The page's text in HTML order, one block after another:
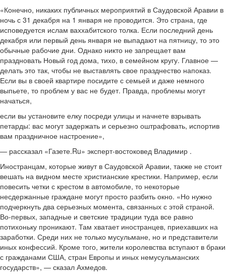
«Конечно, никаких публичных мероприятий в Саудовской Аравии в
ночь с 31 декабря на 1 января не проводится. Это страна, где
исповедуется ислам ваххабитского толка. Если последний день
декабря или первый день января не выпадают на пятницу, то это
обычные рабочие дни. Однако никто не запрещает вам
праздновать Новый год дома, тихо, в семейном кругу. Главное —
делать это так, чтобы не выставлять свое празднество напоказ.
Если вы в своей квартире посидите с семьей и даже немного
выпьете, то проблем у вас не будет. Правда, проблемы могут
начаться,
если вы установите елку посреди улицы и начнете взрывать
петарды: вас могут задержать и серьезно оштрафовать, испортив
вам праздничное настроение»,
— рассказал «Газете.Ru» эксперт-востоковед Владимир .
Иностранцам, которые живут в Саудовской Аравии, также не стоит
вешать на видном месте христианские крестики. Например, если
повесить четки с крестом в автомобиле, то некоторые
несдержанные граждане могут просто разбить окно. «Но нужно
подчеркнуть два серьезных момента, связанных с этой страной.
Во-первых, западные и светские традиции туда все равно
потихоньку проникают. Там хватает иностранцев, приехавших на
заработки. Среди них не только мусульмане, но и представители
иных конфессий. Кроме того, жители королевства вступают в браки
с гражданами США, стран Европы и иных немусульманских
государств», — сказал Ахмедов.